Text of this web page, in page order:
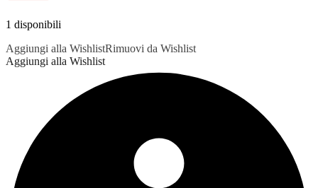
1 disponibili
Aggiungi alla WishlistRimuovi da Wishlist
Aggiungi alla Wishlist